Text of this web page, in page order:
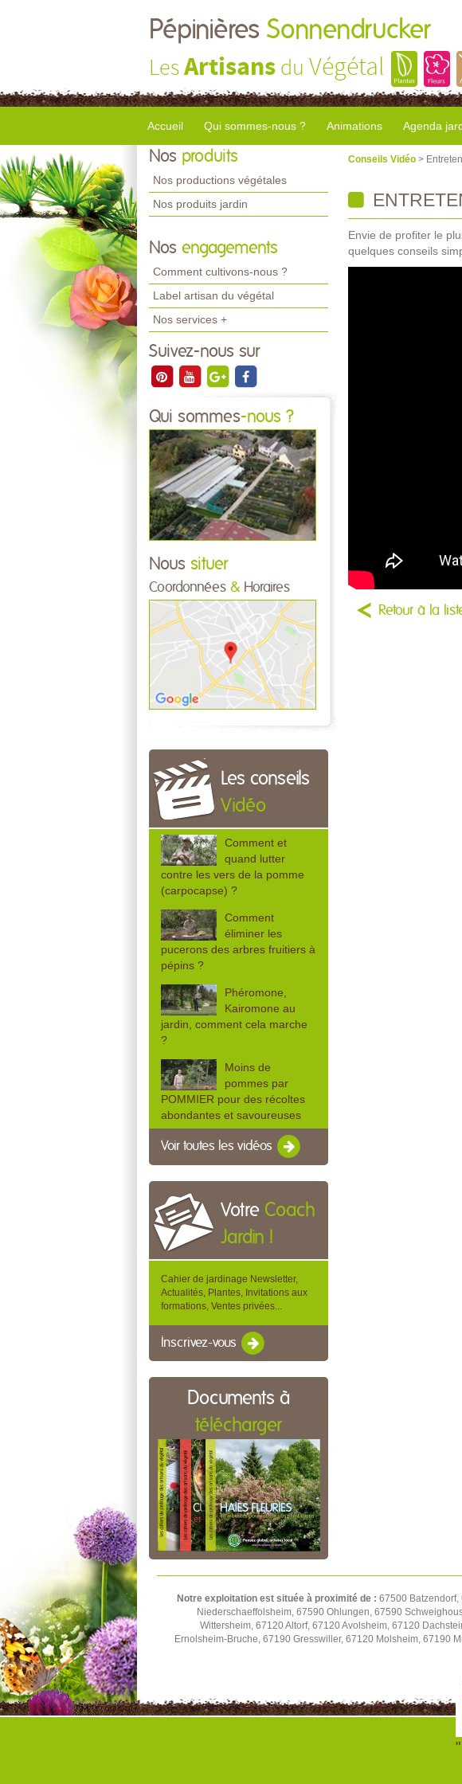
Pépinières Sonnendrucker
LesArtisans du Végétal
Accueil Qui sommes-nous ? Animations Agenda
Nos produits
Nos productions végétales
Nos produits jardin
Nos engagements
Comment cultivons-nous ?
Label artisan du végétal
Nos services +
Suivez-nous sur
Qui sommes-nous ?
Nous situer
Coordonnées & Horaires
Les conseils
Vidéo
Comment et
quand lutter
contre les vers de la pomme
(carpocapse) ?
Comment
éliminer les
pucerons des arbres fruitiers à
pépins ?
Phéromone,
Kairomone au
jardin, comment cela marche
?
Moins de
pommes par
POMMIER pour des récoltes
abondantes et savoureuses
Voir toutes les vidéos
Votre Coach
Jardin !
Cahier de jardinage Newsletter,
Actualités, Plantes, Invitations aux
formations, Ventes privées...
Inscrivez-vous
Documents à
télécharger
Conseils Vidéo >
Envie de profiter le
quelques conseils
Retour à la
Notre exploitation est située à proximité de : 67500
Niederschaeffolsheim, 67590 Ohlungen, 67590
Wittersheim, 67120 Altorf, 67120 Avolsheim, 67120
Ernolsheim-Bruche, 67190 Gresswiller, 67120 Molsheim, 67190